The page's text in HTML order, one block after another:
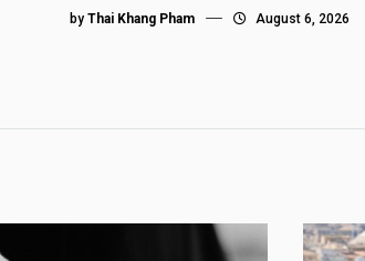
bá Spider-Man
by Thai Khang Pham August 6, 2026